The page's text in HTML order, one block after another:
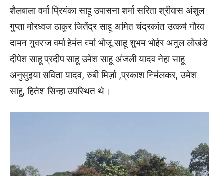
शैलबाला वर्मा प्रियंका साहू उपासना शर्मा सरिता श्रीवास अंशुल
गुप्ता मोरध्वज ठाकुर जितेंद्र साहू अमित चंद्रकांत उत्कर्ष गौरव
दामन युवराज वर्मा हेमंत वर्मा भोजू साहू शुभम भोईर अतुल लोखंडे
दीपेश साहू प्रदीप साहू उमेश साहू अंजली यादव नेहा साहू
अनुसुइया सविता यादव, रुबी मिर्ज़ा ,प्रकाश निर्मलकर, उमेश
साहू, हितेश सिन्हा उपस्थित थे।